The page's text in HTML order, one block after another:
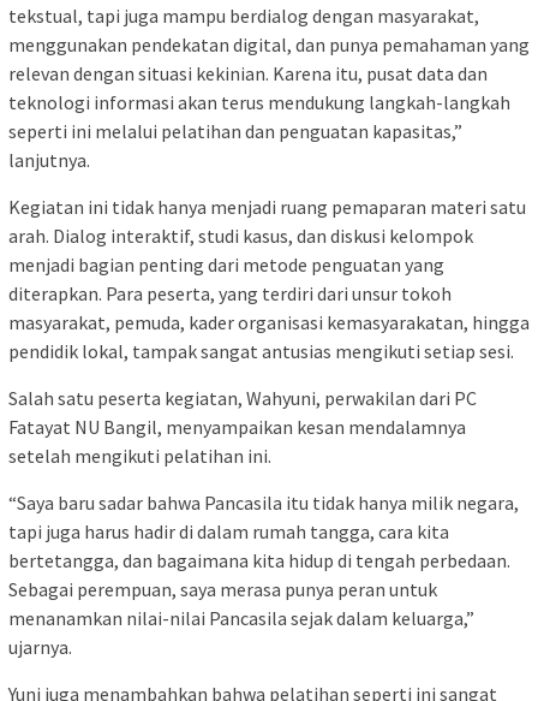
tekstual, tapi juga mampu berdialog dengan masyarakat,
menggunakan pendekatan digital, dan punya pemahaman yang
relevan dengan situasi kekinian. Karena itu, pusat data dan
teknologi informasi akan terus mendukung langkah-langkah
seperti ini melalui pelatihan dan penguatan kapasitas,”
lanjutnya.
Kegiatan ini tidak hanya menjadi ruang pemaparan materi satu
arah. Dialog interaktif, studi kasus, dan diskusi kelompok
menjadi bagian penting dari metode penguatan yang
diterapkan. Para peserta, yang terdiri dari unsur tokoh
masyarakat, pemuda, kader organisasi kemasyarakatan, hingga
pendidik lokal, tampak sangat antusias mengikuti setiap sesi.
Salah satu peserta kegiatan, Wahyuni, perwakilan dari PC
Fatayat NU Bangil, menyampaikan kesan mendalamnya
setelah mengikuti pelatihan ini.
“Saya baru sadar bahwa Pancasila itu tidak hanya milik negara,
tapi juga harus hadir di dalam rumah tangga, cara kita
bertetangga, dan bagaimana kita hidup di tengah perbedaan.
Sebagai perempuan, saya merasa punya peran untuk
menanamkan nilai-nilai Pancasila sejak dalam keluarga,”
ujarnya.
Yuni juga menambahkan bahwa pelatihan seperti ini sangat